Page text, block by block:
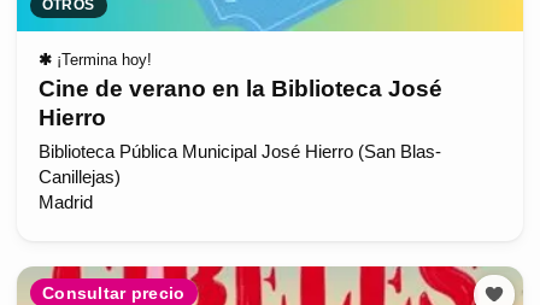
OTROS
✱ ¡Termina hoy!
Cine de verano en la Biblioteca José
Hierro
Biblioteca Pública Municipal José Hierro (San Blas-
Canillejas)
Madrid
Consultar precio